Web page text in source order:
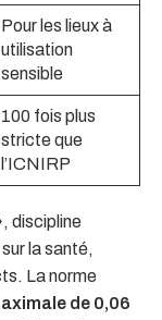
Pour les lieux à
utilisation
sensible
100 fois plus
stricte que
l’ICNIRP
discipline
la santé,
La norme
de 0,06